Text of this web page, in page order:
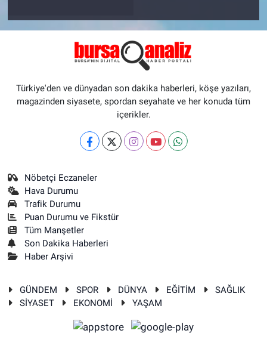
Türkiye'den ve dünyadan son dakika haberleri, köşe yazıları,
magazinden siyasete, spordan seyahate ve her konuda tüm
içerikler.
Nöbetçi Eczaneler
Hava Durumu
Trafik Durumu
Puan Durumu ve Fikstür
Tüm Manşetler
Son Dakika Haberleri
Haber Arşivi
GÜNDEM SPOR DÜNYA EĞİTİM
SAĞLIK
SİYASET
EKONOMİ YAŞAM